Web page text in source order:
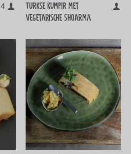
4
Turkse kumpir met
vegetarische shoarma